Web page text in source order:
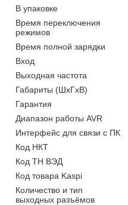
В упаковке
Время переключения
режимов
Время полной зарядки
Вход
Выходная частота
Габариты (ШхГхВ)
Гарантия
Диапазон работы AVR
Интерфейс для связи с ПК
Код НКТ
Код ТН ВЭД
Код товара Kaspi
Количество и тип
выходных разъёмов